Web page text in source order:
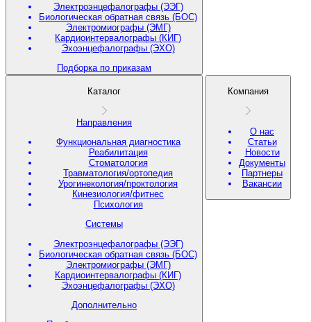
Электроэнцефалографы (ЭЭГ)
Биологическая обратная связь (БОС)
Электромиографы (ЭМГ)
Кардиоинтервалографы (КИГ)
Эхоэнцефалографы (ЭХО)
Подборка по приказам
Каталог
Направления
Функциональная диагностика
Реабилитация
Стоматология
Травматология/ортопедия
Урогинекология/проктология
Кинезиология/фитнес
Психология
Системы
Электроэнцефалографы (ЭЭГ)
Биологическая обратная связь (БОС)
Электромиографы (ЭМГ)
Кардиоинтервалографы (КИГ)
Эхоэнцефалографы (ЭХО)
Дополнительно
Компания
О нас
Статьи
Новости
Документы
Партнеры
Вакансии